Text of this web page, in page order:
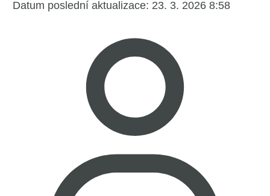
Datum poslední aktualizace: 23. 3. 2026 8:58